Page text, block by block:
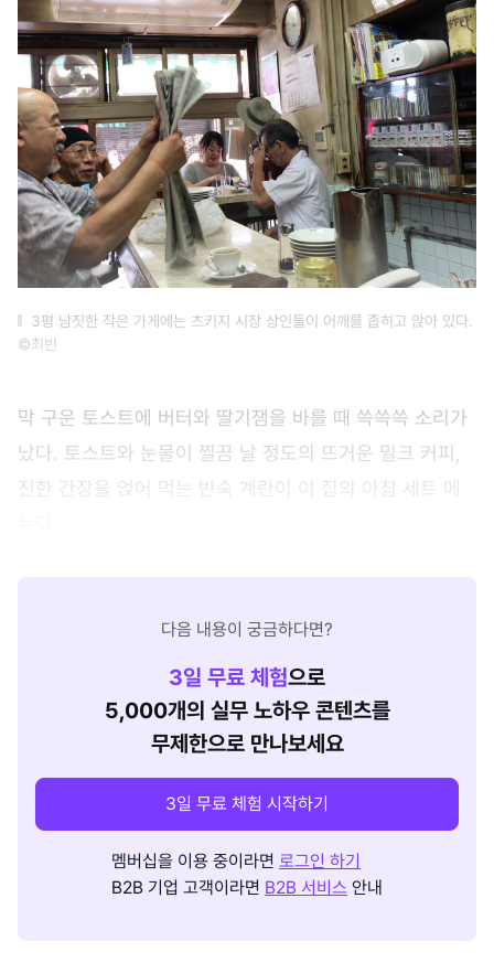
3평 남짓한 작은 가게에는 츠키지 시장 상인들이 어깨를 좁히고 앉아 있다.
©최빈
막 구운 토스트에 버터와 딸기잼을 바를 때 쓱쓱쓱 소리가
났다. 토스트와 눈물이 찔끔 날 정도의 뜨거운 밀크 커피,
진한 간장을 얹어 먹는 반숙 계란이 이 집의 아침 세트 메
다음 내용이 궁금하다면?
3일 무료 체험으로
5,000개의 실무 노하우 콘텐츠를
무제한으로 만나보세요
3일 무료 체험 시작하기
멤버십을 이용 중이라면 로그인 하기
B2B 기업 고객이라면 B2B 서비스 안내